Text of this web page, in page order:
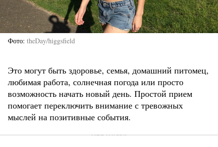
Фото theDay/higgsfield
Это могут быть здоровье, семья, домашний питомец,
любимая работа, солнечная погода или просто
возможность начать новый день. Простой прием
помогает переключить внимание с тревожных
мыслей на позитивные события.